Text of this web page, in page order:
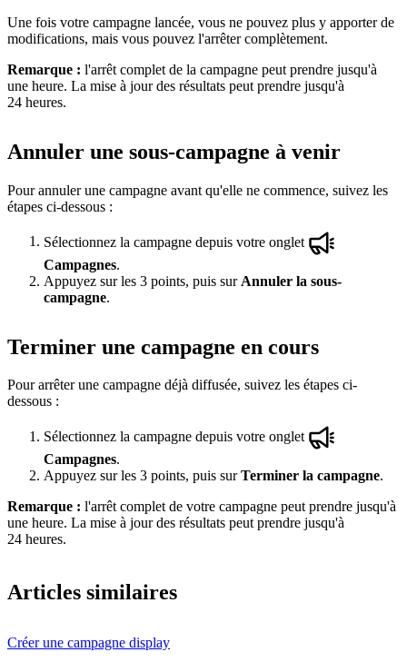
Une fois votre campagne lancée, vous ne pouvez plus y apporter de
modifications, mais vous pouvez l'arrêter complètement.
Remarque : l'arrêt complet de la campagne peut prendre jusqu'à
une heure. La mise à jour des résultats peut prendre jusqu'à
24 heures.
Annuler une sous-campagne à venir
Pour annuler une campagne avant qu'elle ne commence, suivez les
étapes ci-dessous :
Sélectionnez la campagne depuis votre onglet
Campagnes.
Appuyez sur les 3 points, puis sur Annuler la sous-
campagne.
Terminer une campagne en cours
Pour arrêter une campagne déjà diffusée, suivez les étapes ci-
dessous :
Sélectionnez la campagne depuis votre onglet
Campagnes.
Appuyez sur les 3 points, puis surTerminer la campagne.
Remarque : l'arrêt complet de votre campagne peut prendre jusqu'à
une heure. La mise à jour des résultats peut prendre jusqu'à
24 heures.
Articles similaires
Créer une campagne display